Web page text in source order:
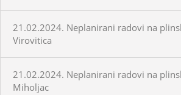
21.02.2024. Neplanirani radovi na
Virovitica
21.02.2024. Neplanirani radovi na
Miholjac